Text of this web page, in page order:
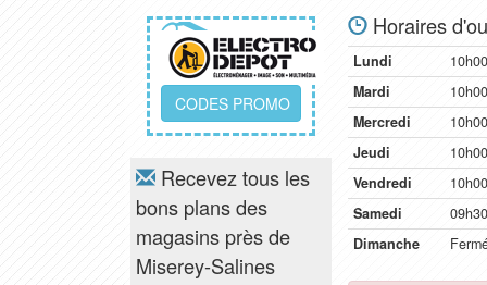
CODES PROMO
Recevez tous les
bons plans des
magasins près de
Miserey-Salines
Horaires
Lundi
Mardi
Mercredi
Jeudi
Vendredi
Samedi
Dimanche